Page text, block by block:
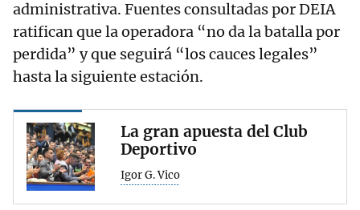
administrativa. Fuentes consultadas por DEIA
ratifican que la operadora “no da la batalla por
perdida” y que seguirá “los cauces legales”
hasta la siguiente estación.
La gran apuesta del Club
Deportivo
Igor G. Vico